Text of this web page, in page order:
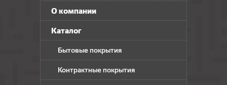
О компании
Каталог
Бытовые покрытия
Контрактные покрытия